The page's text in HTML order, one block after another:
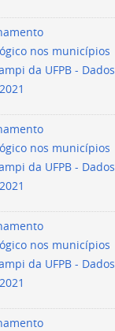
nos municípios
da UFPB - Dados
nos municípios
da UFPB - Dados
nos municípios
da UFPB - Dados